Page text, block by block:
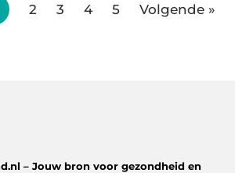
2 3 4 5 Volgende »
– Jouw bron voor gezondheid en